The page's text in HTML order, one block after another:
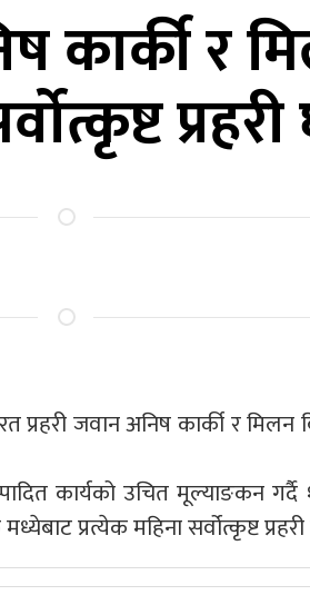
कार्की र
प्रहरी जवान अनिष कार्की र मिलन
कार्यको उचित मूल्याङकन गर्दै
प्रत्येक महिना सर्वोत्कृष्ट